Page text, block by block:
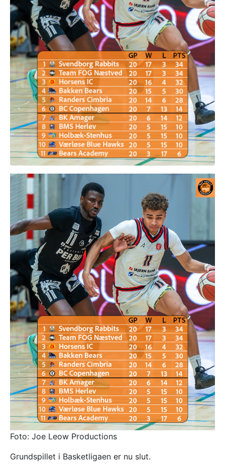
Foto: Joe Leow Productions
Grundspillet i Basketligaen er nu slut.